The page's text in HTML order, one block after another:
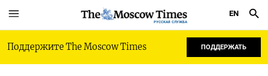
РУССКАЯ СЛУЖБА
EN
Поддержите The Moscow Times ПОДДЕРЖАТЬ